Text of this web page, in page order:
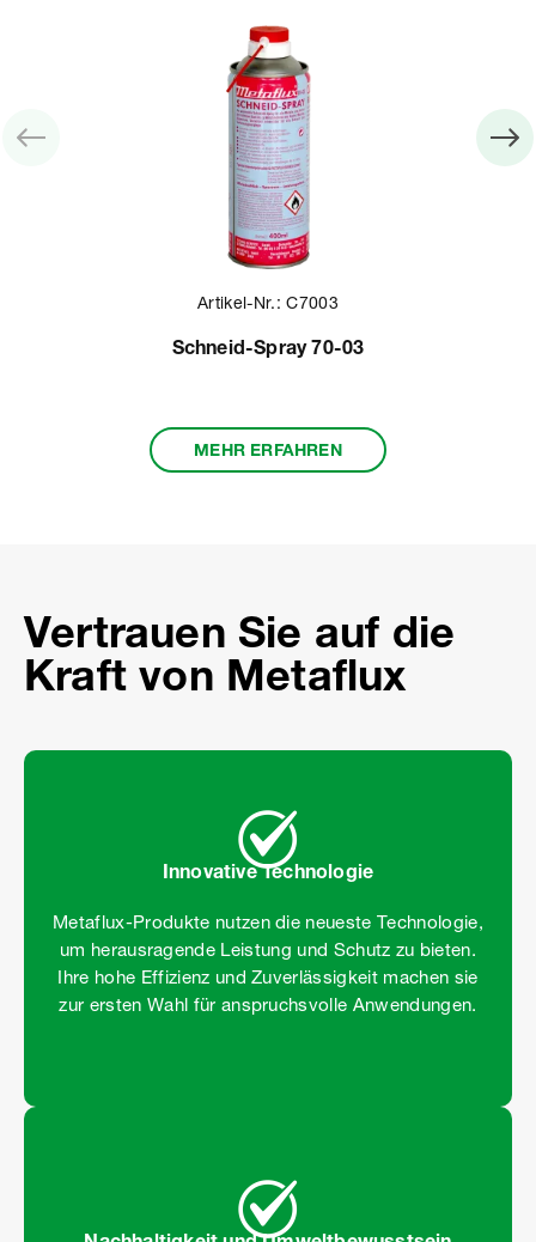
Artikel-Nr.: C7003
Schneid-Spray 70-03
MEHR ERFAHREN
Vertrauen Sie auf die
Kraft von Metaflux
Innovative Technologie
Metaflux-Produkte nutzen die neueste Technologie,
um herausragende Leistung und Schutz zu bieten.
Ihre hohe Effizienz und Zuverlässigkeit machen sie
zur ersten Wahl für anspruchsvolle Anwendungen.